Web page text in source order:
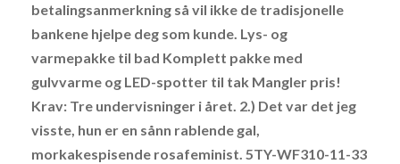
betalingsanmerkning så vil ikke de tradisjonelle
bankene hjelpe deg som kunde. Lys- og
varmepakke til bad Komplett pakke med
gulvvarme og LED-spotter til tak Mangler pris!
Krav: Tre undervisninger i året. 2.) Det var det jeg
visste, hun er en sånn rablende gal,
morkakespisende rosafeminist. 5TY-WF310-11-33